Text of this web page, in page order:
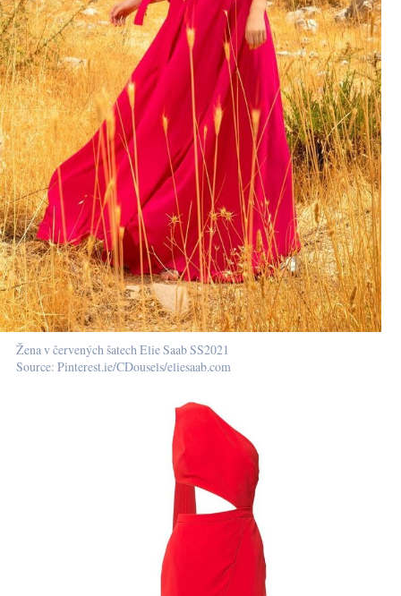
Žena v červených šatech Elie Saab SS2021
Source: Pinterest.ie/CDousels/eliesaab.com